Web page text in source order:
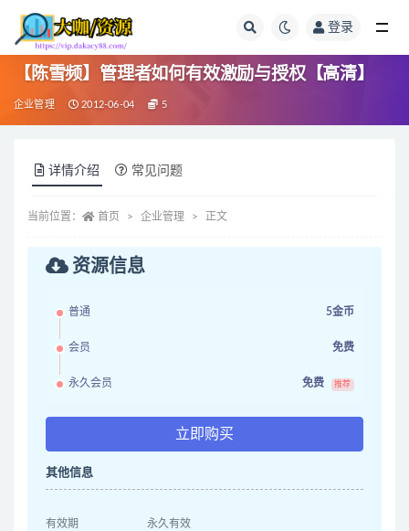
登录
【陈雪频】管理者如何有效激励与授权【高清】
企业管理 2012-06-04 5
详情介绍 常见问题
当前位置： 首页 企业管理 正文
资源信息
普通 5金币
会员 免费
永久会员 免费 推荐
立即购买
其他信息
有效期 永久有效
全部